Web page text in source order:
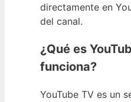
directamente en
del canal.
¿Qué es
funciona?
YouTube TV es un